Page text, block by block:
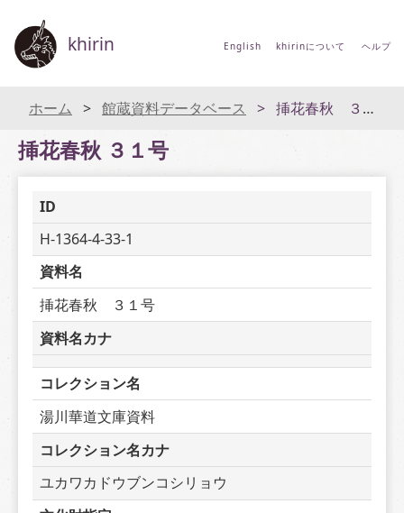
khirin English khirinについて ヘルプ
ホーム 館蔵資料データベース 挿花春秋 ３１号
挿花春秋 ３１号
ID
H-1364-4-33-1
資料名
挿花春秋　３１号
資料名カナ
コレクション名
湯川華道文庫資料
コレクション名カナ
ユカワカドウブンコシリョウ